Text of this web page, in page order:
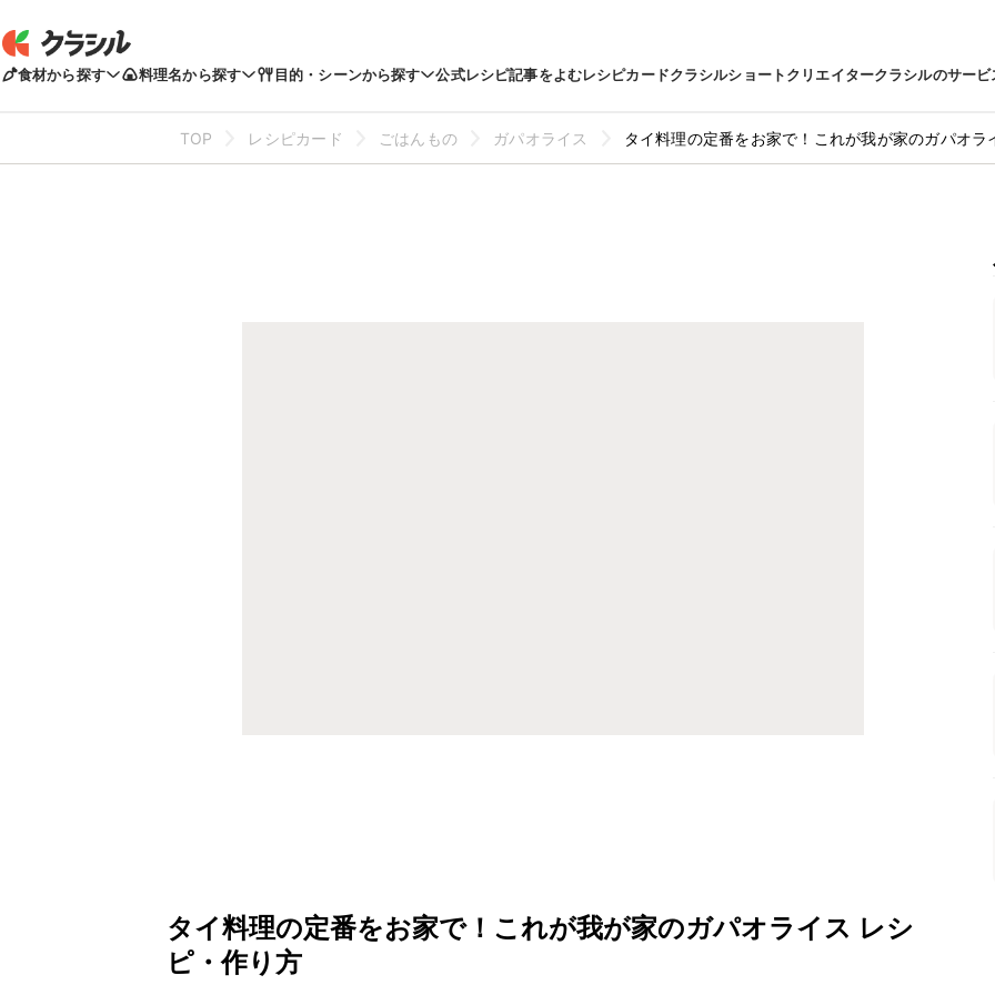
食材から探す 料理名から探す 目的・シーンから探す 公式レシピ記事をよむレシピカードクラシルショートクリエイタークラシルのサービ
TOP レシピカード ごはんもの ガパオライス タイ料理の定番をお家で！これが我が家のガパオラ
タイ料理の定番をお家で！これが我が家のガパオライス レシ
ピ・作り方